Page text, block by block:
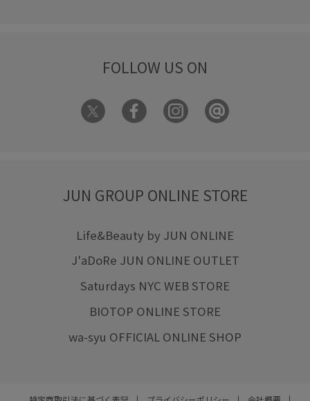
FOLLOW US ON
JUN GROUP ONLINE STORE
Life&Beauty by JUN ONLINE
J'aDoRe JUN ONLINE OUTLET
Saturdays NYC WEB STORE
BIOTOP ONLINE STORE
wa-syu OFFICIAL ONLINE SHOP